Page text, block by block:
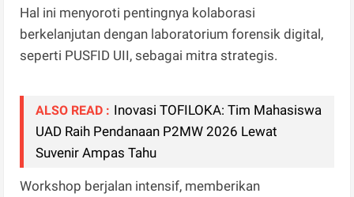
Hal ini menyoroti pentingnya kolaborasi
berkelanjutan dengan laboratorium forensik digital,
seperti PUSFID UII, sebagai mitra strategis.
ALSO READ : Inovasi TOFILOKA: Tim Mahasiswa
UAD Raih Pendanaan P2MW 2026 Lewat
Suvenir Ampas Tahu
Workshop berjalan intensif, memberikan